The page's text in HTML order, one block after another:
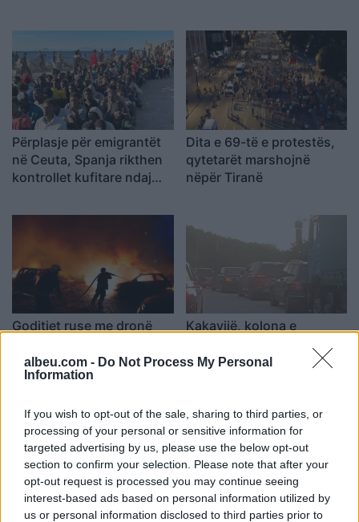
albeu.com - Do Not Process My Personal
Information
If you wish to opt-out of the sale, sharing to third parties, or
processing of your personal or sensitive information for
targeted advertising by us, please use the below opt-out
section to confirm your selection. Please note that after your
opt-out request is processed you may continue seeing
interest-based ads based on personal information utilized by
us or personal information disclosed to third parties prior to
Përplasje për emigrantët
në Ceuta, Spanja rikthen
kontrollet kufitare ndaj
Dita e 69-të e protestës,
qytetarët marshojnë
nëpër Tiranë
Goditjet ruse me dronë
lënë dy të vdekur dhe
gjashtë të plagosur
Kakavijë, kolona e
5 km në territorin grek
Zjarret në vend, Ministria
Tre persona plagosen me